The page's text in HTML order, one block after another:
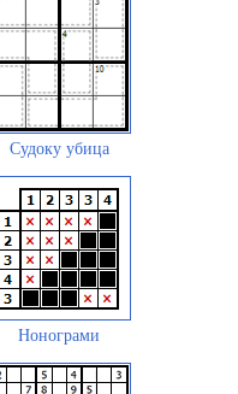
Судоку убица
Нонограми